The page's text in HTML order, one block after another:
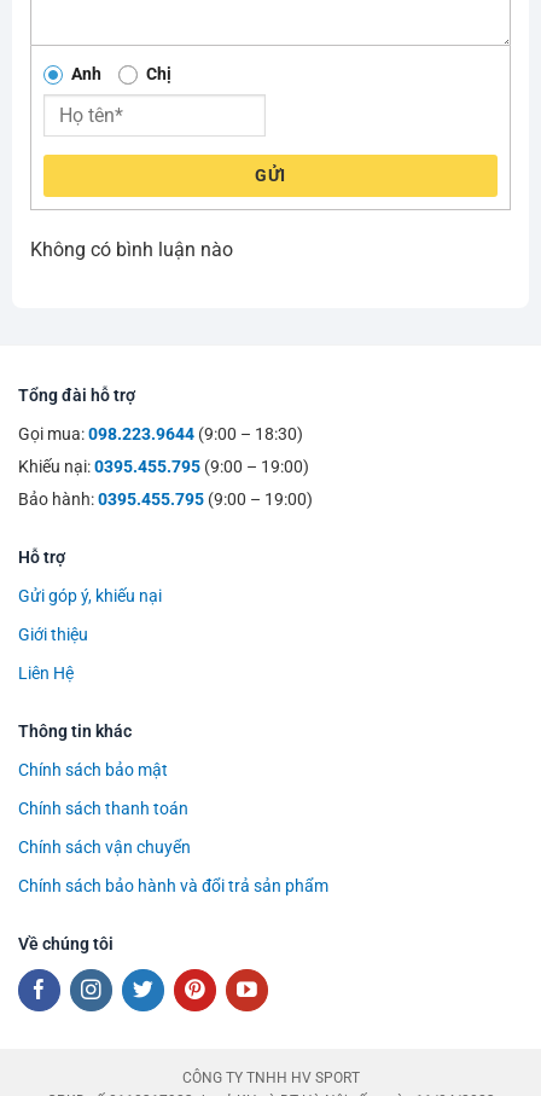
Anh Chị
GỬI
Không có bình luận nào
Tổng đài hỗ trợ
Gọi mua:098.223.9644 (9:00 – 18:30)
Khiếu nại:0395.455.795 (9:00 – 19:00)
Bảo hành:0395.455.795 (9:00 – 19:00)
Hỗ trợ
Gửi góp ý, khiếu nại
Giới thiệu
Liên Hệ
Thông tin khác
Chính sách bảo mật
Chính sách thanh toán
Chính sách vận chuyển
Chính sách bảo hành và đổi trả sản phẩm
Về chúng tôi
CÔNG TY TNHH HV SPORT